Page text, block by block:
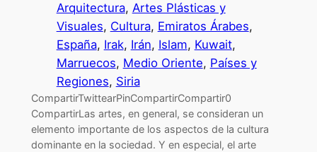
Arquitectura, Artes Plásticas y
Visuales, Cultura, Emiratos Árabes
España, Irak, Irán, Islam, Kuwait
Marruecos, Medio Oriente, Países y
Regiones, Siria
CompartirTwittearPinCompartirCompartir0
CompartirLas artes, en general, se consideran un
elemento importante de los aspectos de la cultura
dominante en la sociedad. Y en especial, el arte